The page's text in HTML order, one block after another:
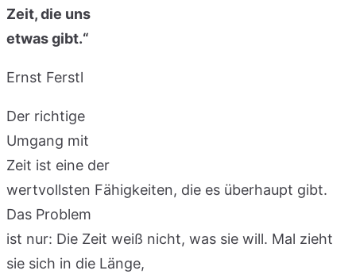
Zeit, die uns
etwas gibt.“
Ernst Ferstl
Der richtige
Umgang mit
Zeit ist eine der
wertvollsten Fähigkeiten, die es überhaupt gibt.
Das Problem
ist nur: Die Zeit weiß nicht, was sie will. Mal zieht
sie sich in die Länge,